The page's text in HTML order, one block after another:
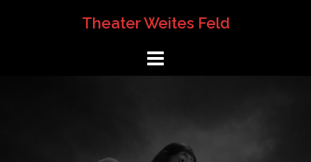
Theater Weites Feld